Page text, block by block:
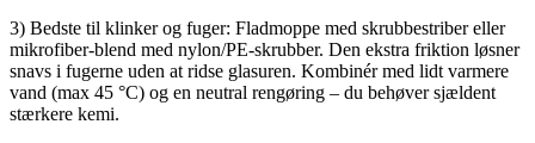
3) Bedste til klinker og fuger: Fladmoppe med skrubbestriber eller
mikrofiber-blend med nylon/PE-skrubber. Den ekstra friktion løsner
snavs i fugerne uden at ridse glasuren. Kombinér med lidt varmere
vand (max 45 °C) og en neutral rengøring – du behøver sjældent
stærkere kemi.